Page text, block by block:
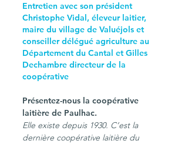
Entretien avec son président
Christophe Vidal, éleveur laitier,
maire du village de Valuéjols et
conseiller délégué agriculture au
Département du Cantal et Gilles
Dechambre directeur de la
coopérative
Présentez-nous la coopérative
laitière de Paulhac.
Elle existe depuis 1930. C’est la
dernière coopérative laitière du